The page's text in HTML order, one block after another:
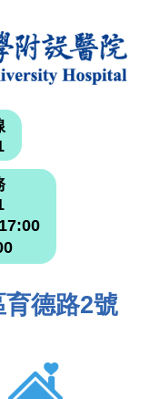
德路2號